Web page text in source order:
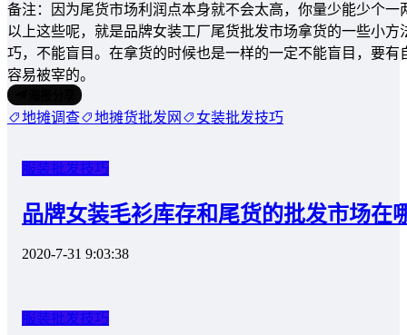
备注：因为尾货市场利润点本身就不会太高，你量少能少个
以上这些呢，就是品牌女装工厂尾货批发市场拿货的一些小
巧，不能盲目。在拿货的时候也是一样的一定不能盲目，要
容易被宰的。
地摊调查 地摊货批发网 女装批发技巧
服装批发技巧
品牌女装毛衫库存和尾货的批发市场在
2020-7-31 9:03:38
服装批发技巧